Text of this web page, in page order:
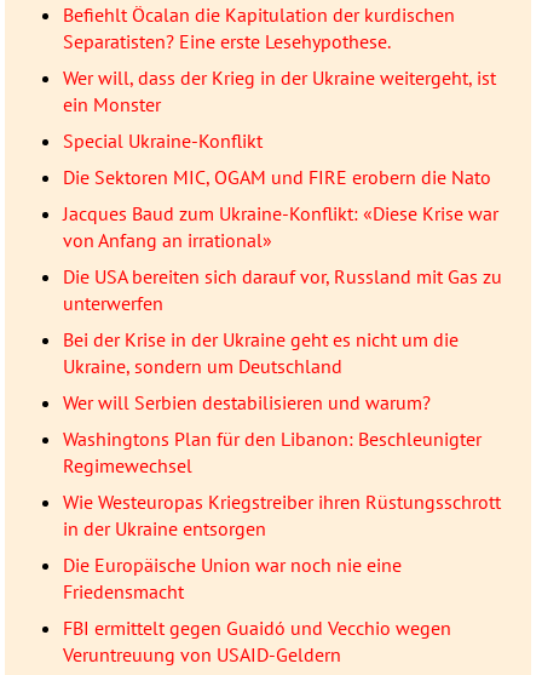
Befiehlt Öcalan die Kapitulation der kurdischen
Separatisten? Eine erste Lesehypothese.
Wer will, dass der Krieg in der Ukraine weitergeht, ist
ein Monster
Special Ukraine-Konflikt
Die Sektoren MIC, OGAM und FIRE erobern die Nato
Jacques Baud zum Ukraine-Konflikt: «Diese Krise war
von Anfang an irrational»
Die USA bereiten sich darauf vor, Russland mit Gas zu
unterwerfen
Bei der Krise in der Ukraine geht es nicht um die
Ukraine, sondern um Deutschland
Wer will Serbien destabilisieren und warum?
Washingtons Plan für den Libanon: Beschleunigter
Regimewechsel
Wie Westeuropas Kriegstreiber ihren Rüstungsschrott
in der Ukraine entsorgen
Die Europäische Union war noch nie eine
Friedensmacht
FBI ermittelt gegen Guaidó und Vecchio wegen
Veruntreuung von USAID-Geldern